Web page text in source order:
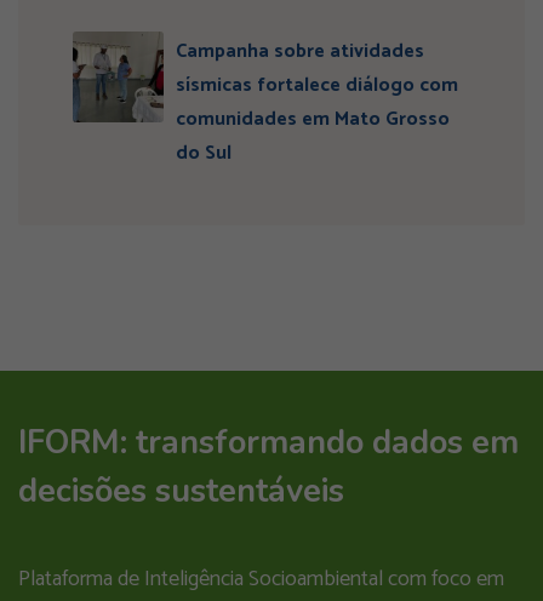
Campanha sobre atividades
sísmicas fortalece diálogo com
comunidades em Mato Grosso
do Sul
IFORM: transformando dados em
decisões sustentáveis
Plataforma de Inteligência Socioambiental com foco em